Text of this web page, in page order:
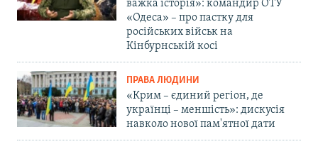
важка історія»: командир ОТУ
«Одеса» – про пастку для
російських військ на
Кінбурнській косі
ПРАВА ЛЮДИНИ
«Крим – єдиний регіон, де
українці – меншість»: дискусія
навколо нової пам'ятної дати